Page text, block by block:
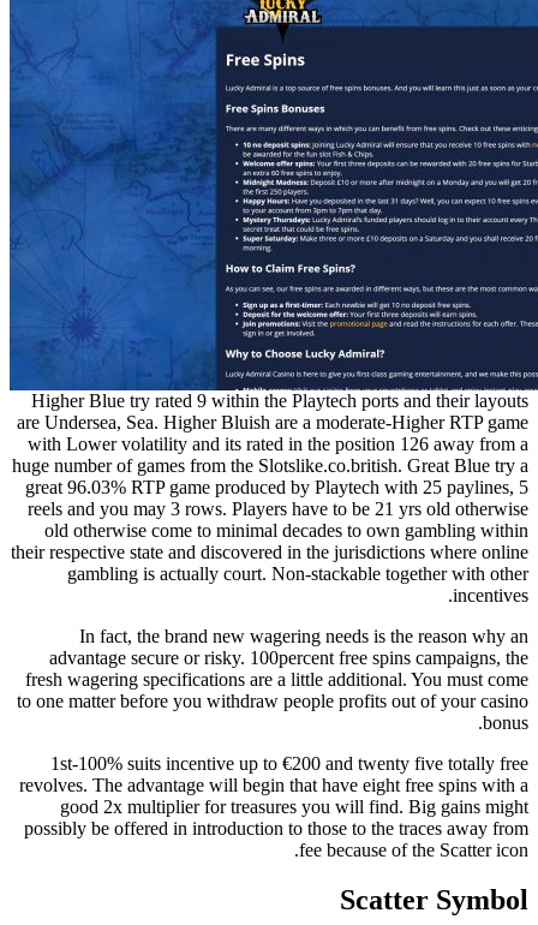
Higher Blue try rated 9 within the Playtech ports and their layouts
are Undersea, Sea. Higher Bluish are a moderate-Higher RTP game
with Lower volatility and its rated in the position 126 away from a
huge number of games from the Slotslike.co.british. Great Blue try a
great 96.03% RTP game produced by Playtech with 25 paylines, 5
reels and you may 3 rows. Players have to be 21 yrs old otherwise
old otherwise come to minimal decades to own gambling within
their respective state and discovered in the jurisdictions where online
gambling is actually court. Non-stackable together with other
incentives.
In fact, the brand new wagering needs is the reason why an
advantage secure or risky. 100percent free spins campaigns, the
fresh wagering specifications are a little additional. You must come
to one matter before you withdraw people profits out of your casino
bonus.
1st-100% suits incentive up to €200 and twenty five totally free
revolves. The advantage will begin that have eight free spins with a
good 2x multiplier for treasures you will find. Big gains might
possibly be offered in introduction to those to the traces away from
fee because of the Scatter icon.
Scatter Symbol